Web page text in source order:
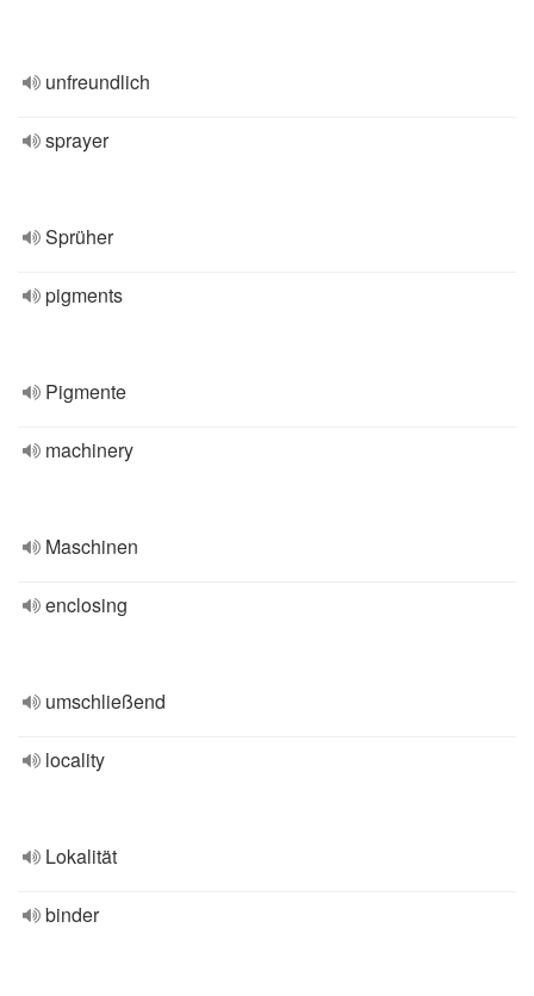
unfreundlich
sprayer
Sprüher
pigments
Pigmente
machinery
Maschinen
enclosing
umschließend
locality
Lokalität
binder